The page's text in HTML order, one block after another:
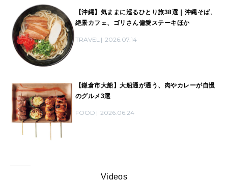
【沖縄】気ままに巡るひとり旅38選｜沖縄そば、
絶景カフェ、ゴリさん偏愛ステーキほか
TRAVEL 2026.07.14
【鎌倉市大船】大船通が通う、肉やカレーが自慢
のグルメ3選
FOOD 2026.06.24
Videos